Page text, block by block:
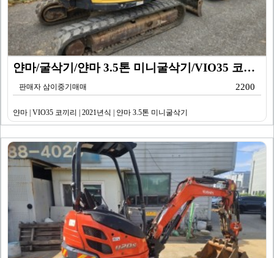
얀마/굴삭기/얀마 3.5톤 미니굴삭기/VIO35 코끼리…
판매자 삼이중기매매 2200
얀마 | VIO35 코끼리 | 2021년식 | 얀마 3.5톤 미니굴삭기